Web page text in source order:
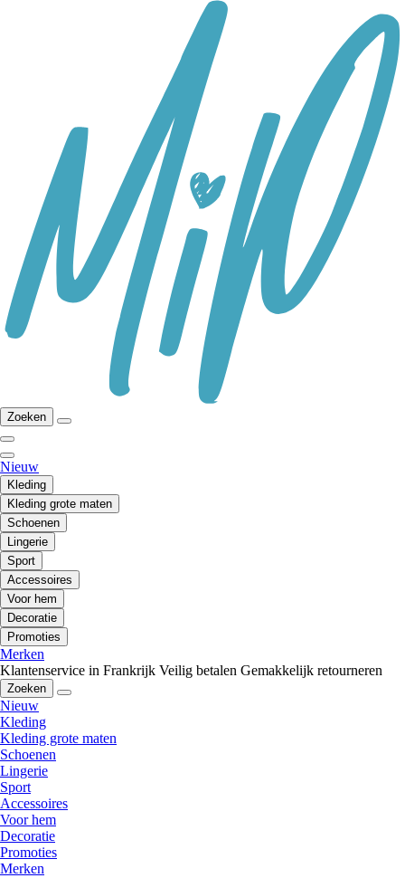
Zoeken
Nieuw
Kleding
Kleding grote maten
Schoenen
Lingerie
Sport
Accessoires
Voor hem
Decoratie
Promoties
Merken
Klantenservice in Frankrijk Veilig betalen Gemakkelijk retourneren
Zoeken
Nieuw
Kleding
Kleding grote maten
Schoenen
Lingerie
Sport
Accessoires
Voor hem
Decoratie
Promoties
Merken